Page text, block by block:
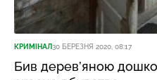
КРИМІНАЛ30 БЕРЕЗНЯ 2020, 08:17
Бив дерев’яною